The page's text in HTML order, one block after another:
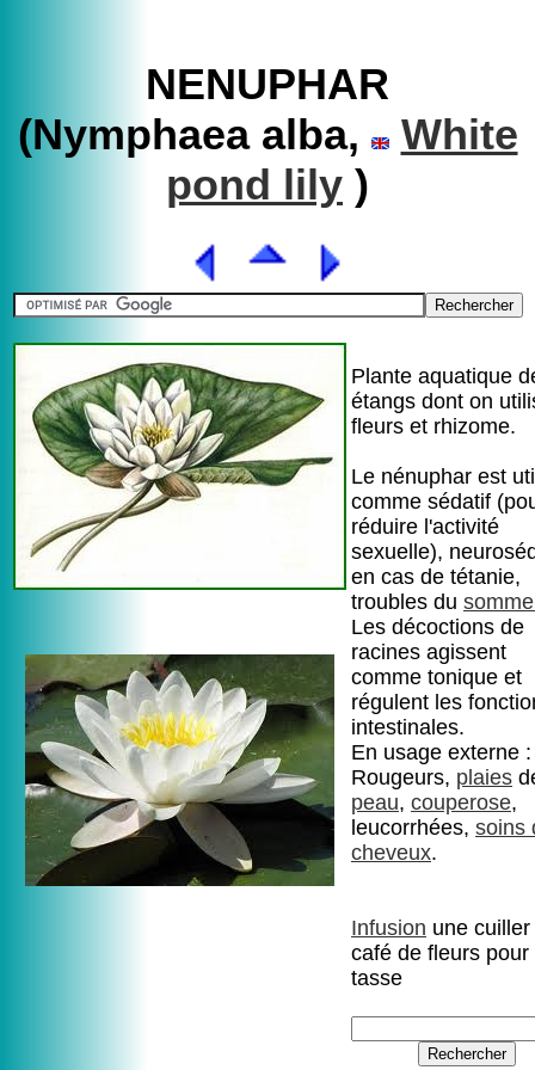
NENUPHAR
(Nymphaea alba,
White
pond lily )
Plante aquatique
étangs dont on
fleurs et rhizome.
Le nénuphar est
comme sédatif
réduire l'activité
sexuelle),
en cas de tétanie,
troubles du
Les décoctions de
racines agissent
comme tonique et
régulent les
intestinales.
En usage externe :
Rougeurs, plaies
peau, couperose,
leucorrhées, soins
cheveux.
Infusion une cuiller
café de fleurs pour
tasse